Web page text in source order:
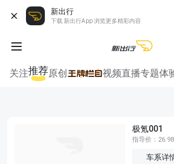
新出行
下载 新出行App 浏览更多精彩内容
关注推荐原创 视频直播专题体
极氪001
指导价：
车系详